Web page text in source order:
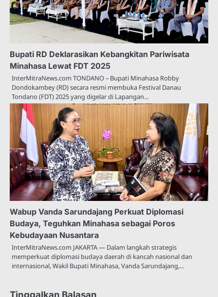
Bupati RD Deklarasikan Kebangkitan Pariwisata
Minahasa Lewat FDT 2025
InterMitraNews.com TONDANO – Bupati Minahasa Robby
Dondokambey (RD) secara resmi membuka Festival Danau
Tondano (FDT) 2025 yang digelar di Lapangan…
Wabup Vanda Sarundajang Perkuat Diplomasi
Budaya, Teguhkan Minahasa sebagai Poros
Kebudayaan Nusantara
InterMitraNews.com JAKARTA — Dalam langkah strategis
memperkuat diplomasi budaya daerah di kancah nasional dan
internasional, Wakil Bupati Minahasa, Vanda Sarundajang,…